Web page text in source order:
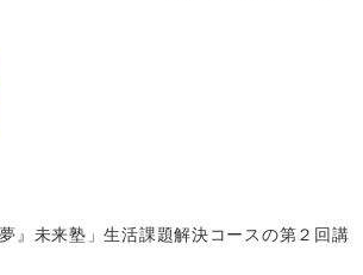
』未来塾」生活課題解決コースの第２回講